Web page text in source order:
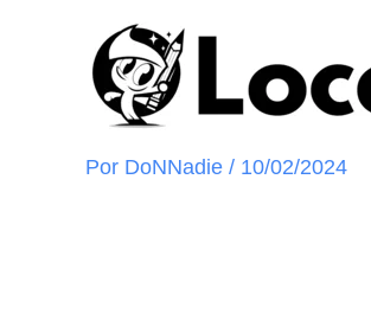
Por DoNNadie / 10/02/2024